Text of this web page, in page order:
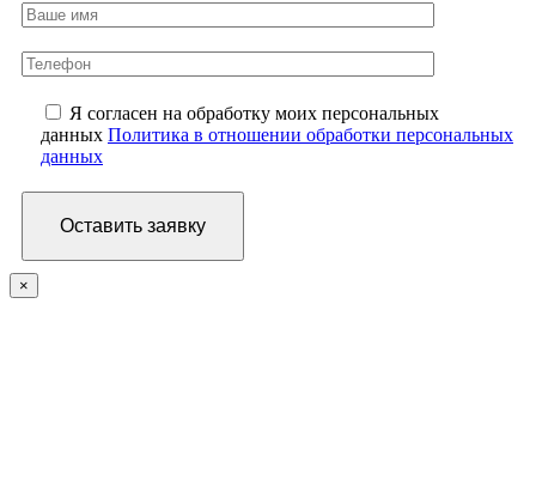
Я согласен на обработку моих персональных
данных Политика в отношении обработки персональных
данных
×